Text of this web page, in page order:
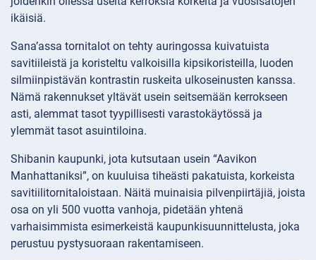
ikäisiä.
Sana’assa tornitalot on tehty auringossa kuivatuista
savitiileistä ja koristeltu valkoisilla kipsikoristeilla, luoden
silmiinpistävän kontrastin ruskeita ulkoseinusten kanssa.
Nämä rakennukset yltävät usein seitsemään kerrokseen
asti, alemmat tasot tyypillisesti varastokäytössä ja
ylemmät tasot asuintiloina.
Shibanin kaupunki, jota kutsutaan usein “Aavikon
Manhattaniksi”, on kuuluisa tiheästi pakatuista, korkeista
savitiilitornitaloistaan. Näitä muinaisia pilvenpiirtäjiä, joista
osa on yli 500 vuotta vanhoja, pidetään yhtenä
varhaisimmista esimerkeistä kaupunkisuunnittelusta, joka
perustuu pystysuoraan rakentamiseen.